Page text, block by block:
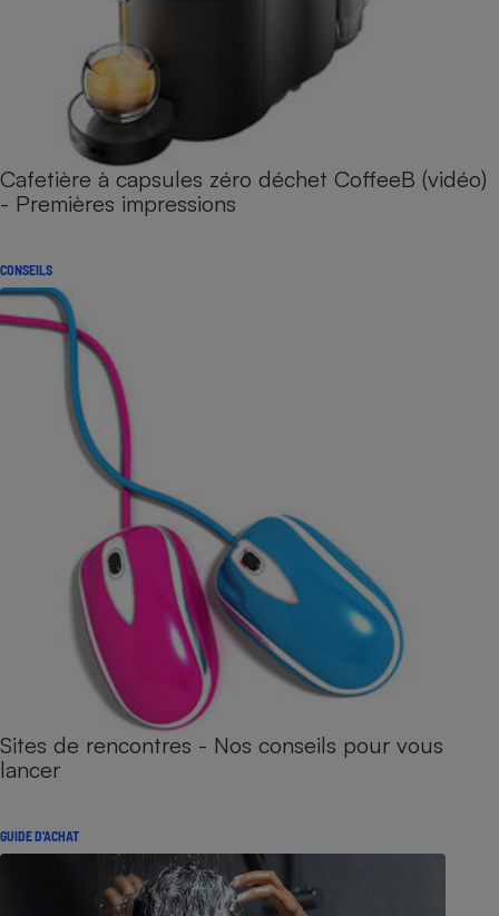
Cafetière à capsules zéro déchet CoffeeB (vidéo)
- Premières impressions
CONSEILS
Sites de rencontres - Nos conseils pour vous
lancer
GUIDE D'ACHAT